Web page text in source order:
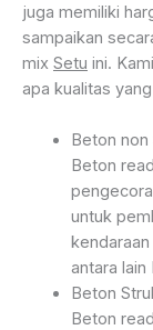
juga memiliki
sampaikan
mix Setu ini.
apa kualitas
Beton non
Beton
untuk
antara lain
Beton
Beton